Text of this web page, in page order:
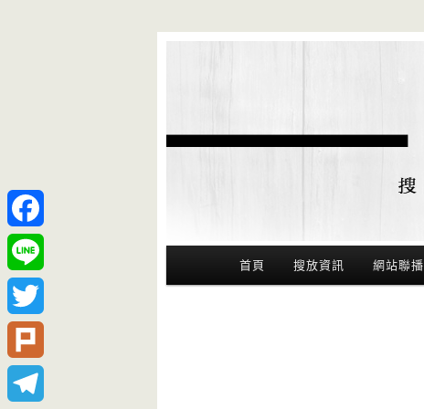
Main Menu
首頁 搜放資訊 網站聯播
Facebook
Line
Twitter
Plurk